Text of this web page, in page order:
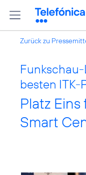
Zurück zu
besten ITK-
Platz
Smart